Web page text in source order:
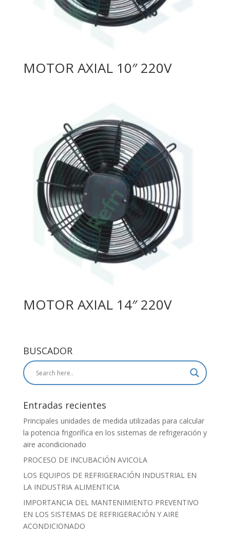
MOTOR AXIAL 10″ 220V
MOTOR AXIAL 14″ 220V
BUSCADOR
Entradas recientes
Principales unidades de medida utilizadas para calcular
la potencia frigorífica en los sistemas de refrigeración y
aire acondicionado
PROCESO DE INCUBACIÓN AVICOLA
LOS EQUIPOS DE REFRIGERACIÓN INDUSTRIAL EN
LA INDUSTRIA ALIMENTICIA
IMPORTANCIA DEL MANTENIMIENTO PREVENTIVO
EN LOS SISTEMAS DE REFRIGERACIÓN Y AIRE
ACONDICIONADO